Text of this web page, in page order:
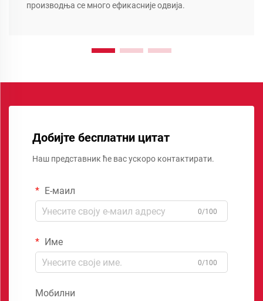
производња се много ефикасније одвија.
Добијте бесплатни цитат
Наш представник ће вас ускоро контактирати.
Е-маил
0/100
Име
0/100
Мобилни